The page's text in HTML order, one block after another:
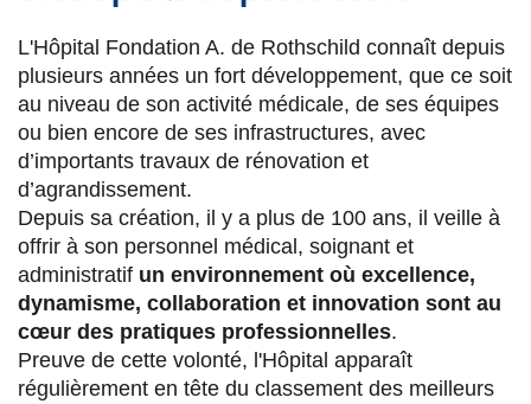
L'Hôpital Fondation A. de Rothschild connaît depuis
plusieurs années un fort développement, que ce soit
au niveau de son activité médicale, de ses équipes
ou bien encore de ses infrastructures, avec
d’importants travaux de rénovation et
d’agrandissement.
Depuis sa création, il y a plus de 100 ans, il veille à
offrir à son personnel médical, soignant et
administratif un environnement où excellence,
dynamisme, collaboration et innovation sont au
cœur des pratiques professionnelles.
Preuve de cette volonté, l'Hôpital apparaît
régulièrement en tête du classement des meilleurs